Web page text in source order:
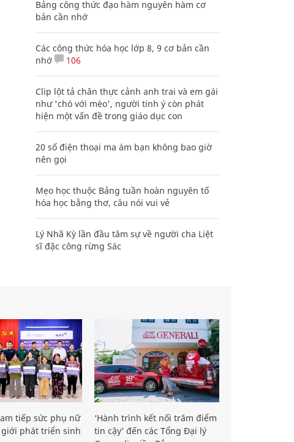
Bảng công thức đạo hàm nguyên hàm cơ
bản cần nhớ
Các công thức hóa học lớp 8, 9 cơ bản cần
nhớ
106
Clip lột tả chân thực cảnh anh trai và em gái
như 'chó với mèo', người tinh ý còn phát
hiện một vấn đề trong giáo dục con
20 số điện thoại ma ám bạn không bao giờ
nên gọi
Mẹo học thuộc Bảng tuần hoàn nguyên tố
hóa học bằng thơ, câu nói vui vẻ
Lý Nhã Kỳ lần đầu tâm sự về người cha Liệt
sĩ đặc công rừng Sác
tiếp sức phụ nữ
phát triển sinh
‘Hành trình kết nối trăm điểm
tin cậy’ đến các Tổng Đại lý